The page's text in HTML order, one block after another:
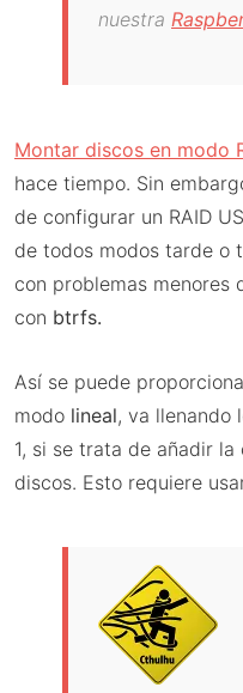
nuestra
Montar discos en modo
hace tiempo. Sin
de configurar un RAID
de todos modos tarde o
con problemas menores
con btrfs.
Así se puede
modo lineal, va llenando
1, si se trata de añadir
discos. Esto requiere